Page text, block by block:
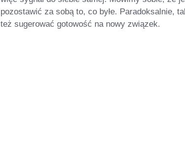
pozostawić za sobą to, co byłe. Paradoksalnie,
też sugerować gotowość na nowy związek.